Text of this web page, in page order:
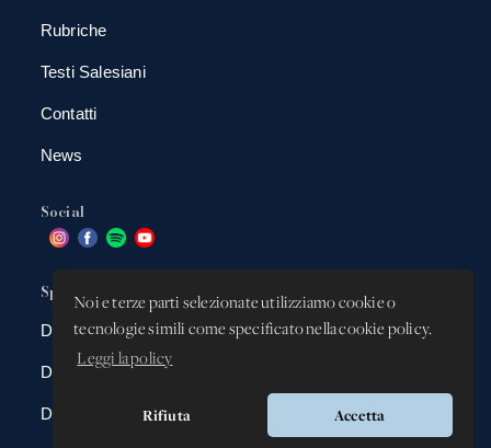
Noi e terze parti selezionate utilizziamo cookie o
tecnologie simili come specificato nella cookie policy.
Leggi la policy
Rifiuta Accetta
Rubriche
Testi Salesiani
Contatti
News
Social
Spazio app
DBAnima
DBContest
DBDrive